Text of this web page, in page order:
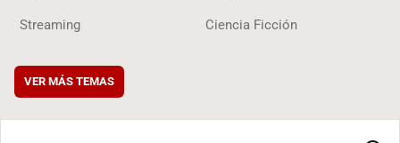
Streaming Ciencia Ficción
VER MÁS TEMAS